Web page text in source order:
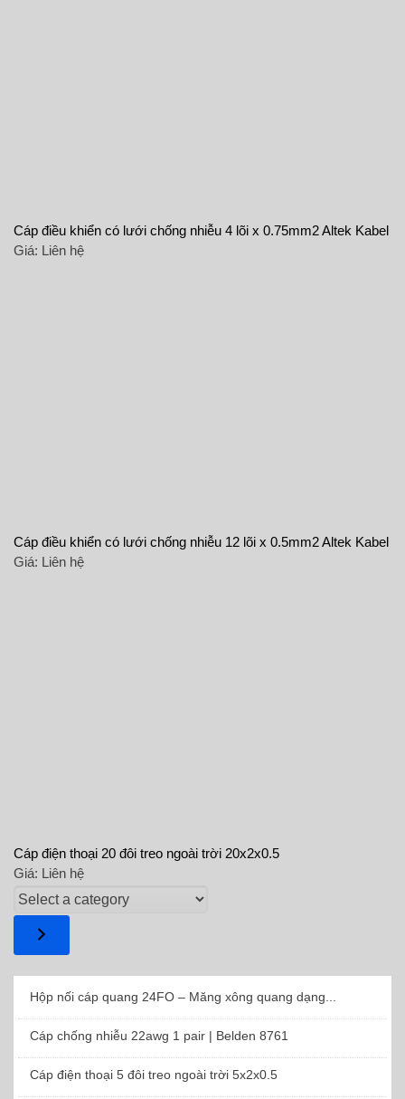
Cáp điều khiển có lưới chống nhiễu 4 lõi x 0.75mm2 Altek Kabel
Giá: Liên hệ
Cáp điều khiển có lưới chống nhiễu 12 lõi x 0.5mm2 Altek Kabel
Giá: Liên hệ
Cáp điện thoại 20 đôi treo ngoài trời 20x2x0.5
Giá: Liên hệ
Select
a
category
Hộp nối cáp quang 24FO – Măng xông quang dạng...
Cáp chống nhiễu 22awg 1 pair | Belden 8761
Cáp điện thoại 5 đôi treo ngoài trời 5x2x0.5